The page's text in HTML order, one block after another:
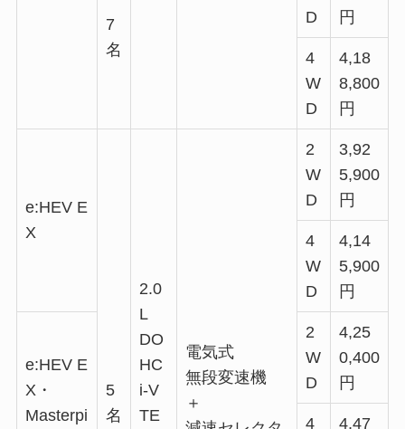
7
名
D
円
4
W
D
4,18
8,800
円
e:HEV E
X
5
名
2.0
L
DO
HC
i-V
TE
電気式
無段変速機
＋
2
W
D
3,92
5,900
円
4
W
D
4,14
5,900
円
e:HEV E
X・
Masterpi
2
W
D
4,25
0,400
円
4
4,47